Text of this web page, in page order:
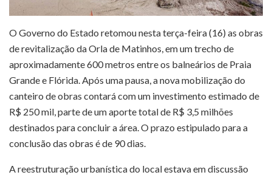
O Governo do Estado retomou nesta terça-feira (16) as obras
de revitalização da Orla de Matinhos, em um trecho de
aproximadamente 600 metros entre os balneários de Praia
Grande e Flórida. Após uma pausa, a nova mobilização do
canteiro de obras contará com um investimento estimado de
R$ 250 mil, parte de um aporte total de R$ 3,5 milhões
destinados para concluir a área. O prazo estipulado para a
conclusão das obras é de 90 dias.
A reestruturação urbanística do local estava em discussão